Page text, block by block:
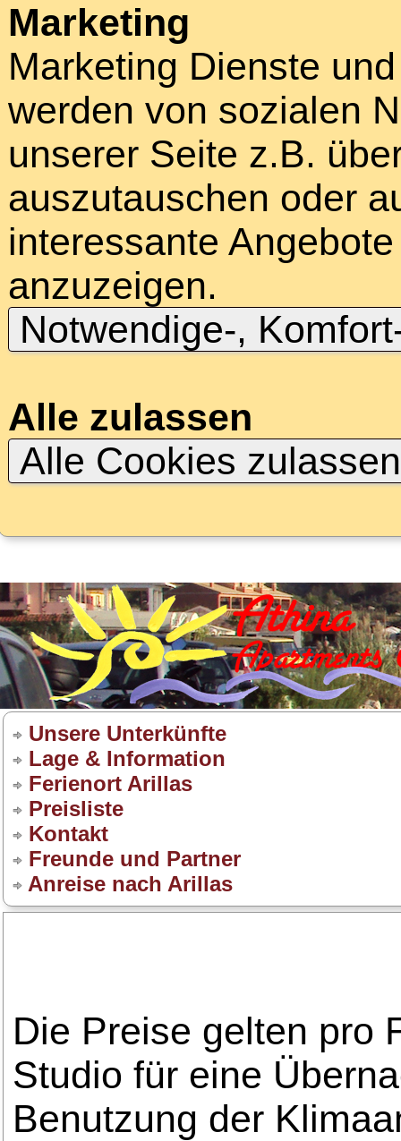
Marketing
Marketing Dienste
werden von sozialen
unserer Seite z.B.
auszutauschen oder
interessante
anzuzeigen.
Notwendige-,
Alle zulassen
Alle Cookies
Unsere Unterkünfte
Lage & Information
Ferienort Arillas
Preisliste
Kontakt
Freunde und Partner
Anreise nach Arillas
Die Preise gelten pro
Studio für eine
Benutzung der